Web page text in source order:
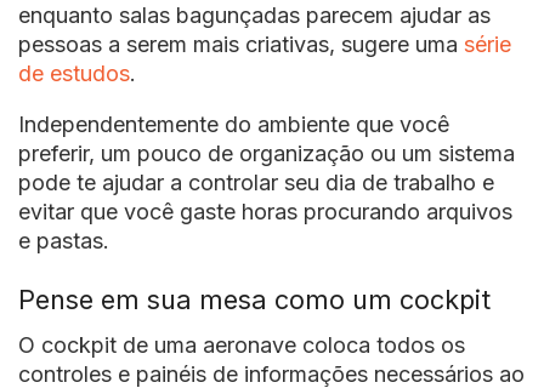
enquanto salas bagunçadas parecem ajudar as
pessoas a serem mais criativas, sugere uma série
de estudos.
Independentemente do ambiente que você
preferir, um pouco de organização ou um sistema
pode te ajudar a controlar seu dia de trabalho e
evitar que você gaste horas procurando arquivos
e pastas.
Pense em sua mesa como um cockpit
O cockpit de uma aeronave coloca todos os
controles e painéis de informações necessários ao